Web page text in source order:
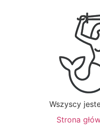
Wszyscy
Strona